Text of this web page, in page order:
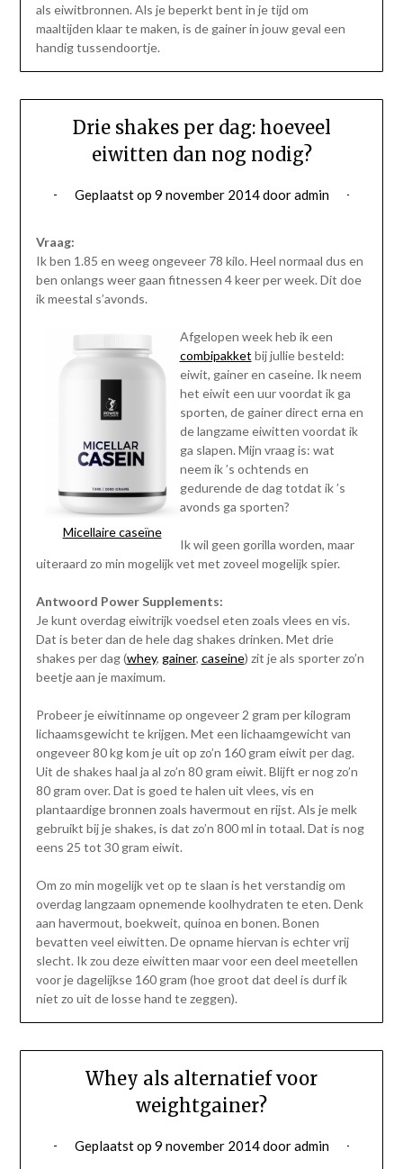
als eiwitbronnen. Als je beperkt bent in je tijd om
maaltijden klaar te maken, is de gainer in jouw geval een
handig tussendoortje.
Drie shakes per dag: hoeveel
eiwitten dan nog nodig?
Geplaatst op 9 november 2014dooradmin
Vraag:
Ik ben 1.85 en weeg ongeveer 78 kilo. Heel normaal dus en
ben onlangs weer gaan fitnessen 4 keer per week. Dit doe
ik meestal s’avonds.
Micellaire caseïne
Afgelopen week heb ik een
combipakket bij jullie besteld:
eiwit, gainer en caseine. Ik neem
het eiwit een uur voordat ik ga
sporten, de gainer direct erna en
de langzame eiwitten voordat ik
ga slapen. Mijn vraag is: wat
neem ik ’s ochtends en
gedurende de dag totdat ik ’s
avonds ga sporten?
Ik wil geen gorilla worden, maar
uiteraard zo min mogelijk vet met zoveel mogelijk spier.
Antwoord Power Supplements:
Je kunt overdag eiwitrijk voedsel eten zoals vlees en vis.
Dat is beter dan de hele dag shakes drinken. Met drie
shakes per dag (whey, gainer, caseine) zit je als sporter zo’n
beetje aan je maximum.
Probeer je eiwitinname op ongeveer 2 gram per kilogram
lichaamsgewicht te krijgen. Met een lichaamgewicht van
ongeveer 80 kg kom je uit op zo’n 160 gram eiwit per dag.
Uit de shakes haal ja al zo’n 80 gram eiwit. Blijft er nog zo’n
80 gram over. Dat is goed te halen uit vlees, vis en
plantaardige bronnen zoals havermout en rijst. Als je melk
gebruikt bij je shakes, is dat zo’n 800 ml in totaal. Dat is nog
eens 25 tot 30 gram eiwit.
Om zo min mogelijk vet op te slaan is het verstandig om
overdag langzaam opnemende koolhydraten te eten. Denk
aan havermout, boekweit, quinoa en bonen. Bonen
bevatten veel eiwitten. De opname hiervan is echter vrij
slecht. Ik zou deze eiwitten maar voor een deel meetellen
voor je dagelijkse 160 gram (hoe groot dat deel is durf ik
niet zo uit de losse hand te zeggen).
Whey als alternatief voor
weightgainer?
Geplaatst op 9 november 2014dooradmin